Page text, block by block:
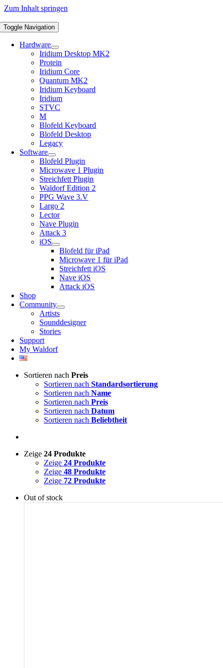
Zum Inhalt springen
Toggle Navigation
Hardware
Iridium Desktop MK2
Protein
Iridium Core
Quantum MK2
Iridium Keyboard
Iridium
STVC
M
Blofeld Keyboard
Blofeld Desktop
Legacy
Software
Blofeld Plugin
Microwave 1 Plugin
Streichfett Plugin
Waldorf Edition 2
PPG Wave 3.V
Largo 2
Lector
Nave Plugin
Attack 3
iOS
Blofeld für iPad
Microwave 1 für iPad
Streichfett iOS
Nave iOS
Attack iOS
Shop
Community
Artists
Sounddesigner
Stories
Support
My Waldorf
Sortieren nach Preis
Sortieren nach Standardsortierung
Sortieren nach Name
Sortieren nach Preis
Sortieren nach Datum
Sortieren nach Beliebtheit
Zeige 24 Produkte
Zeige 24 Produkte
Zeige 48 Produkte
Zeige 72 Produkte
Out of stock